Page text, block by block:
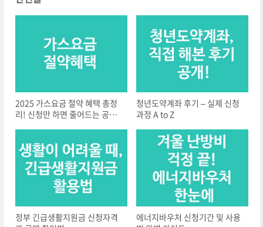
2025 가스요금 절약 혜택 총정
리! 신청만 하면 줄어드는 공과
청년도약계좌 후기 – 실제 신청
과정 A to Z
정부 긴급생활지원금 신청자격
에너지바우처 신청기간 및 사용